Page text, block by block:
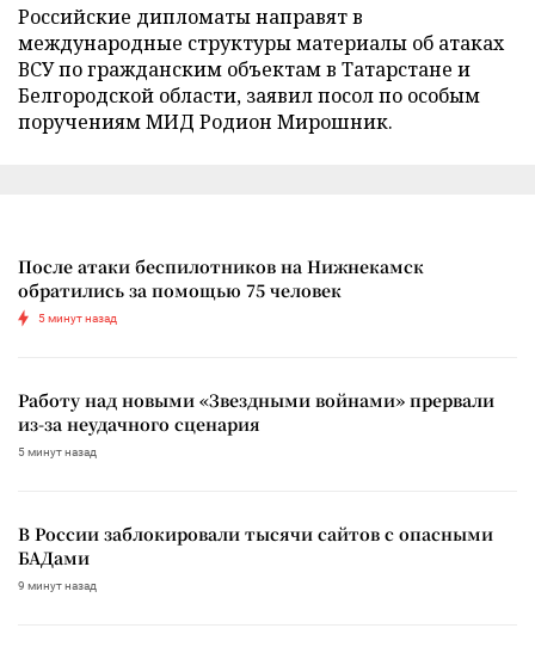
Российские дипломаты направят в
международные структуры материалы об атаках
ВСУ по гражданским объектам в Татарстане и
Белгородской области, заявил посол по особым
поручениям МИД Родион Мирошник.
После атаки беспилотников на Нижнекамск
обратились за помощью 75 человек
5 минут назад
Работу над новыми «Звездными войнами» прервали
из-за неудачного сценария
5 минут назад
В России заблокировали тысячи сайтов с опасными
БАДами
9 минут назад